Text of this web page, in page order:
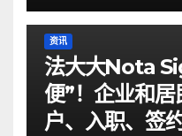
资讯
法大大Nota
便”！企业和
户、入职、签